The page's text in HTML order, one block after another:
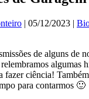
| 05/12/2023 |
de alguns de
algumas
fazer ciência!
para contarmos 🙂